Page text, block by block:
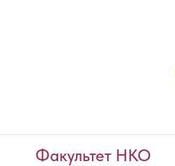
Факультет НКО